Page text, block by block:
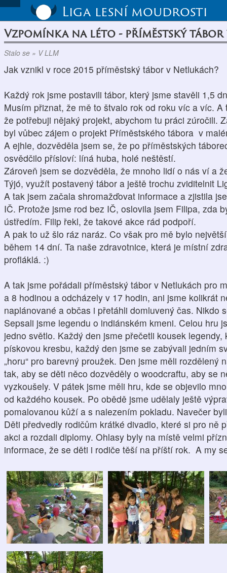
Liga lesní moudrosti
Vzpomínka na léto - příměstský
Stalo se » V LLM
Jak vznikl v roce 2015 příměstský tábor v Netlukách?
Každý rok jsme postavili tábor, který jsme stavěli 1,5
Musím přiznat, že mě to štvalo rok od roku víc a víc.
že potřebuji nějaký projekt, abychom tu práci zúročili.
byl vůbec zájem o projekt Příměstského tábora v
A ejhle, dozvěděla jsem se, že po příměstských
osvědčilo přísloví: líná huba, holé neštěstí.
Zároveň jsem se dozvěděla, že mnoho lidí o nás ví a
Týjó, využít postavený tábor a ještě trochu zviditelnit
A tak jsem začala shromažďovat informace a zjistila
IČ. Protože jsme rod bez IČ, oslovila jsem Filipa, zda
ústředím. Filip řekl, že takové akce rád podpoří.
A pak to už šlo ráz naráz. Co však pro mě bylo
během 14 dní. Ta naše zdravotnice, která je místní
profláklá. :)
A tak jsme pořádali příměstský tábor v Netlukách pro
a 8 hodinou a odcházely v 17 hodin, ani jsme kolikrát
naplánované a občas i přetáhli domluvený čas. Nikdo
Sepsali jsme legendu o indiánském kmeni. Celou hru
jedno světlo. Každý den jsme přečetli kousek
pískovou kresbu, každý den jsme se zabývali jedním
„horu“ pro barevný proužek. Den jsme měli rozdělený
tak, aby se děti něco dozvěděly o woodcraftu, aby se
vyzkoušely. V pátek jsme měli hru, kde se objevilo
od každého kousek. Po obědě jsme udělaly ještě
pomalovanou kůží a s nalezením pokladu. Navečer
Děti předvedly rodičům krátké divadlo, které si pro ně
akci a rozdali diplomy. Ohlasy byly na místě velmi
informace, že se děti i rodiče těší na příští rok. A my